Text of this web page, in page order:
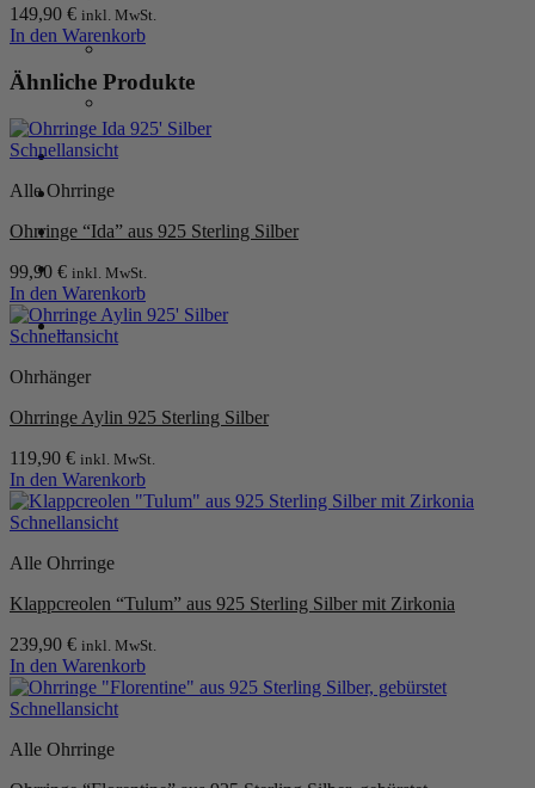
Anmelden / Registrieren
Warenkorb / 0,00€ 0
0
149,90 € inkl. MwSt.
In den Warenkorb
Ähnliche Produkte
Schnellansicht
Alle Ohrringe
Ohrringe “Ida” aus 925 Sterling Silber
99,90 € inkl. MwSt.
In den Warenkorb
Schnellansicht
Ohrhänger
Ohrringe Aylin 925 Sterling Silber
119,90 € inkl. MwSt.
In den Warenkorb
Schnellansicht
Alle Ohrringe
Klappcreolen “Tulum” aus 925 Sterling Silber mit Zirkonia
239,90 € inkl. MwSt.
In den Warenkorb
Schnellansicht
Alle Ohrringe